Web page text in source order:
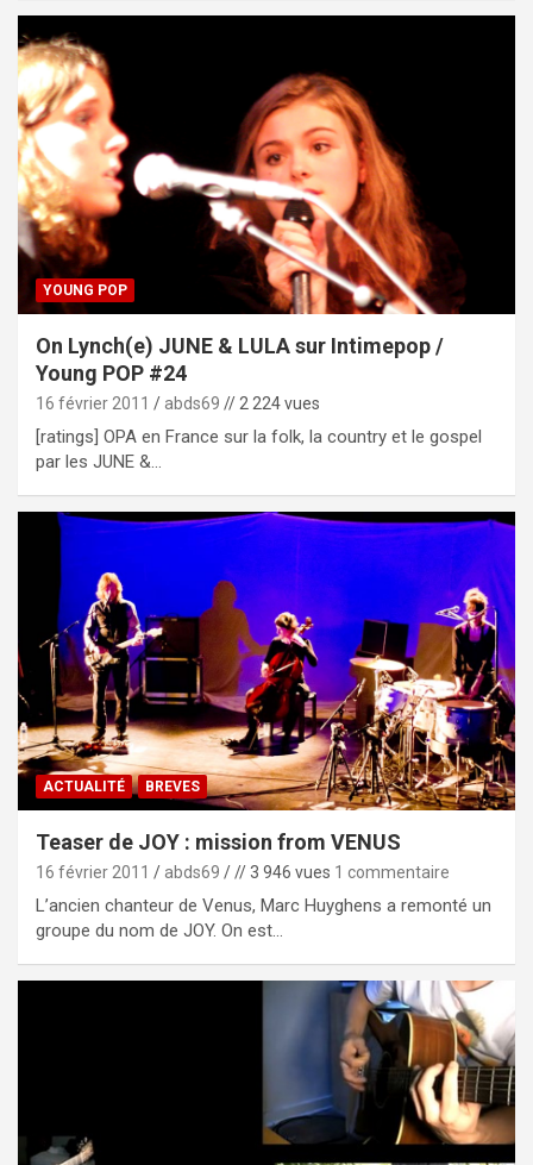
YOUNG POP
On Lynch(e) JUNE & LULA sur Intimepop /
Young POP #24
16 février 2011 abds69 // 2 224 vues
[ratings] OPA en France sur la folk, la country et le gospel
par les JUNE &…
ACTUALITÉ BREVES
Teaser de JOY : mission from VENUS
16 février 2011 abds69 // 3 946 vues 1 commentaire
L’ancien chanteur de Venus, Marc Huyghens a remonté un
groupe du nom de JOY. On est…